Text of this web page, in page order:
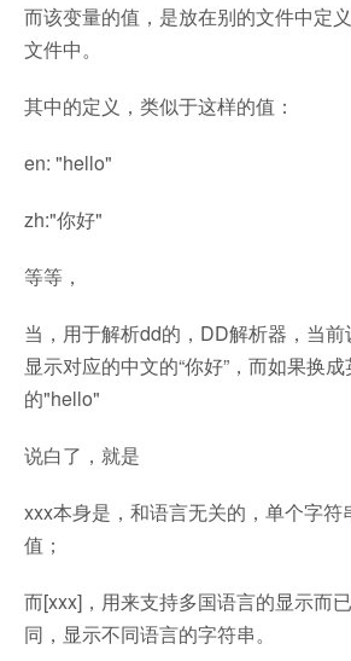
而该变量的值，是放在别的文件中定
文件中。
其中的定义，类似于这样的值：
en: "hello"
zh:"你好"
等等，
当，用于解析dd的，DD解析器，当
显示对应的中文的“你好”，而如果换
的"hello"
说白了，就是
xxx本身是，和语言无关的，单个字符
值；
而[xxx]，用来支持多国语言的显示而
同，显示不同语言的字符串。